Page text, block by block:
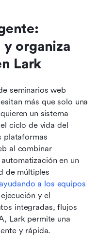
organiza
Lark
seminarios web
más que solo una
un sistema
ciclo de vida del
plataformas
al combinar
en un
de múltiples
ayudando a los equipos
y el
integradas, flujos
Lark permite una
y rápida.